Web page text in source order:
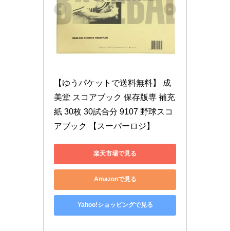
【ゆうパケットで送料無料】 成
美堂 スコアブック 保存版専 補充
紙 30枚 30試合分 9107 野球スコ
アブック 【スーパーロジ】
楽天市場で見る
Amazonで見る
Yahoo!ショッピングで見る